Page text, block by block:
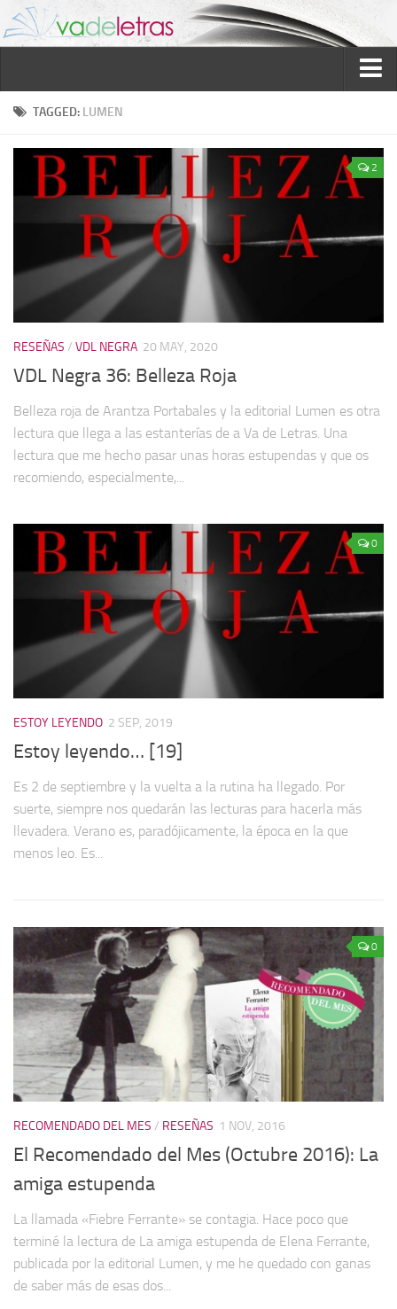
Inicio
Ver reseñas
Política de reseñas
Recomendados
Novela negra
Sobre mí
TAGGED: LUMEN
2
RESEÑAS / VDL NEGRA 20 MAY, 2020
VDL Negra 36: Belleza Roja
Belleza roja de Arantza Portabales y la editorial Lumen es otra
lectura que llega a las estanterías de a Va de Letras. Una
lectura que me hecho pasar unas horas estupendas y que os
recomiendo, especialmente,...
0
ESTOY LEYENDO 2 SEP, 2019
Estoy leyendo… [19]
Es 2 de septiembre y la vuelta a la rutina ha llegado. Por
suerte, siempre nos quedarán las lecturas para hacerla más
llevadera. Verano es, paradójicamente, la época en la que
menos leo. Es...
0
RECOMENDADO DEL MES / RESEÑAS 1 NOV, 2016
El Recomendado del Mes (Octubre 2016): La
amiga estupenda
La llamada «Fiebre Ferrante» se contagia. Hace poco que
terminé la lectura de La amiga estupenda de Elena Ferrante,
publicada por la editorial Lumen, y me he quedado con ganas
de saber más de esas dos...